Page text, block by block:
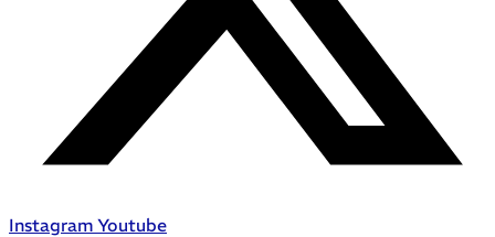
Instagram Youtube